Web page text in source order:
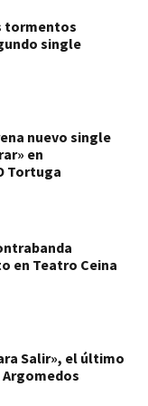
tormentos
single
nuevo single
en
Tortuga
en Teatro Ceina
Salir», el último
Argomedos